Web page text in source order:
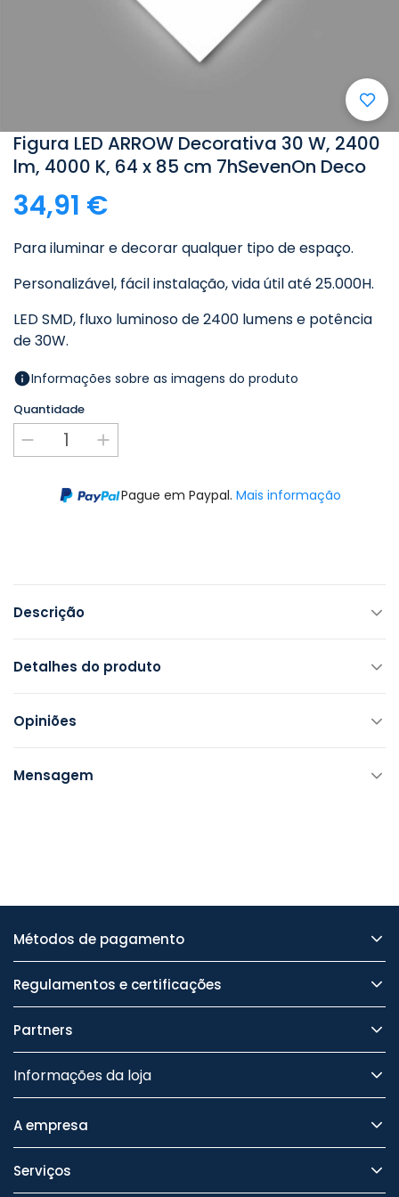
Figura LED ARROW Decorativa 30 W, 2400
lm, 4000 K, 64 x 85 cm 7hSevenOn Deco
34,91 €
Para iluminar e decorar qualquer tipo de espaço.
Personalizável, fácil instalação, vida útil até 25.000H.
LED SMD, fluxo luminoso de 2400 lumens e potência
de 30W.
Informações sobre as imagens do produto
Quantidade
Pague em Paypal. Mais informação
Descrição
Detalhes do produto
Opiniões
Mensagem
Métodos de pagamento
Regulamentos e certificações
Partners
Informações da loja
A empresa
Serviços